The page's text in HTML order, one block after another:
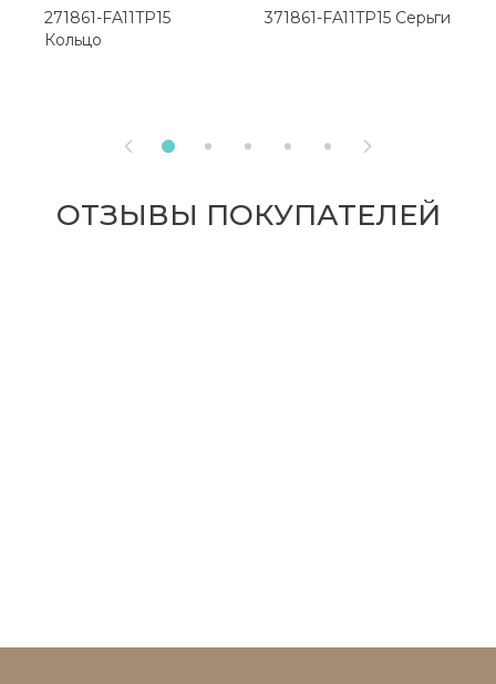
271861-FA11TP15
Кольцо
371861-FA11TP15 Серьги
 
ОТЗЫВЫ ПОКУПАТЕЛЕЙ